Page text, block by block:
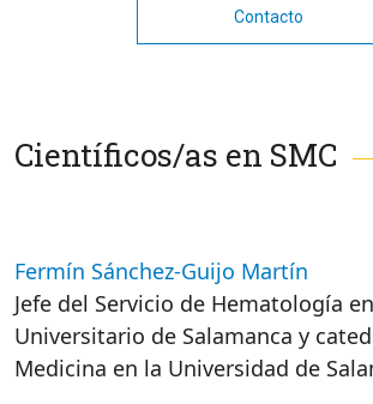
Contacto
Científicos/as en SMC
Fermín Sánchez-Guijo Martín
Jefe del Servicio de Hematología
Universitario de Salamanca y
Medicina en la Universidad de